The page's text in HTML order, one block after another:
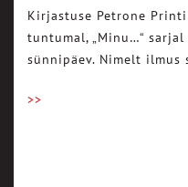
Kirjastuse Petrone
tuntumal, „Minu…“
sünnipäev. Nimelt ilmus
>>